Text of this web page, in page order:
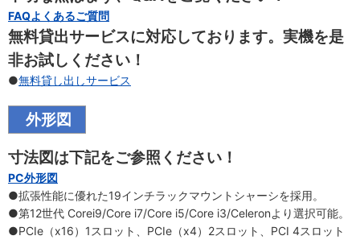
FAQよくあるご質問
無料貸出サービスに対応しております。実機を是
非お試しください！
●無料貸し出しサービス
外形図
寸法図は下記をご参照ください！
PC外形図
●拡張性能に優れた19インチラックマウントシャーシを採用。
●第12世代 Corei9/Core i7/Core i5/Core i3/Celeronより選択可能。
●PCIe（x16）1スロット、PCIe（x4）2スロット、PCI 4スロット